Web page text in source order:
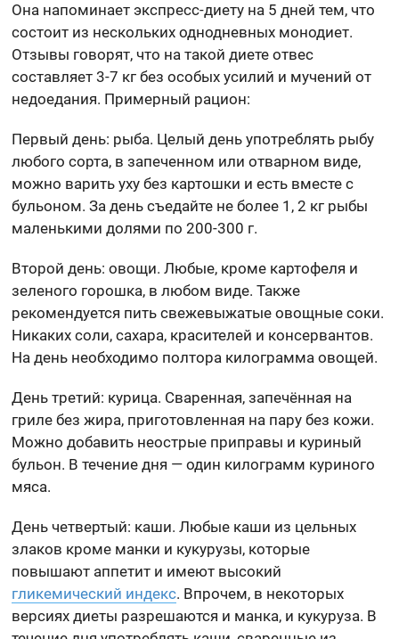
Она напоминает экспресс-диету на 5 дней тем, что
состоит из нескольких однодневных монодиет.
Отзывы говорят, что на такой диете отвес
составляет 3-7 кг без особых усилий и мучений от
недоедания. Примерный рацион:
Первый день: рыба. Целый день употреблять рыбу
любого сорта, в запеченном или отварном виде,
можно варить уху без картошки и есть вместе с
бульоном. За день съедайте не более 1, 2 кг рыбы
маленькими долями по 200-300 г.
Второй день: овощи. Любые, кроме картофеля и
зеленого горошка, в любом виде. Также
рекомендуется пить свежевыжатые овощные соки.
Никаких соли, сахара, красителей и консервантов.
На день необходимо полтора килограмма овощей.
День третий: курица. Сваренная, запечённая на
гриле без жира, приготовленная на пару без кожи.
Можно добавить неострые приправы и куриный
бульон. В течение дня — один килограмм куриного
мяса.
День четвертый: каши. Любые каши из цельных
злаков кроме манки и кукурузы, которые
повышают аппетит и имеют высокий
гликемический индекс. Впрочем, в некоторых
версиях диеты разрешаются и манка, и кукуруза. В